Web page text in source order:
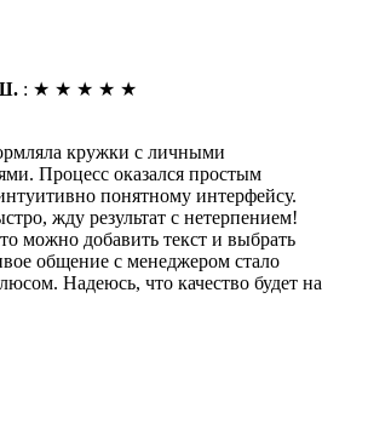
: ★ ★ ★ ★ ★
кружки с личными
Процесс оказался простым
понятному интерфейсу.
жду результат с нетерпением!
можно добавить текст и выбрать
общение с менеджером стало
Надеюсь, что качество будет на